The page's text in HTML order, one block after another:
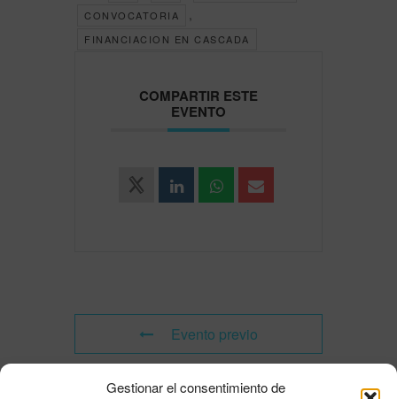
Gestionar el consentimiento de
CONVOCATORIA
FINANCIACION EN CASCADA
COMPARTIR ESTE
EVENTO
Evento previo
Evento siguiente